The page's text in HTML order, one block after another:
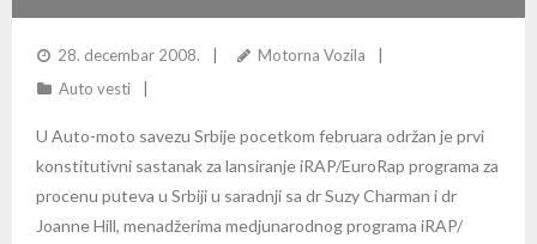
28. decembar 2008.
Motorna Vozila
Auto vesti
U Auto-moto savezu Srbije pocetkom februara održan je prvi
konstitutivni sastanak za lansiranje iRAP/EuroRap programa za
procenu puteva u Srbiji u saradnji sa dr Suzy Charman i dr
Joanne Hill, menadžerima medjunarodnog programa iRAP/